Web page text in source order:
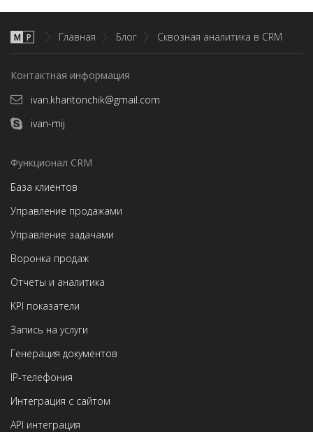
М P Главная Блог Сквозная аналитика в CRM
Контактная информация
ivan.kharitonchik@gmail.com
ivan-mij
Функционал CRM
База клиентов
Управление продажами
Управление задачами
Воронка продаж
Отчеты и аналитика
KPI показатели
Запись на услуги
Генерация документов
IP-телефония
Интеграция с сайтом
API интеграция